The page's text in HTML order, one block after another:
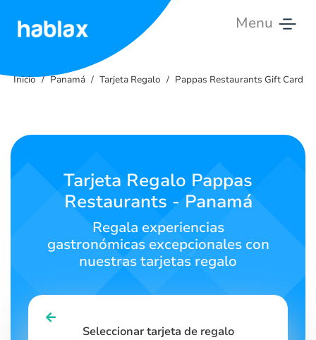
Menu
Tarifas
Contáctanos
SIGN UP
Inicio Panamá Tarjeta Regalo Pappas Restaurants Gift Card
Tarjeta Regalo Pappas
Restaurants - Panamá
Regala experiencias
gastronómicas excepcionales con
nuestras tarjetas regalo
Seleccionar tarjeta de regalo